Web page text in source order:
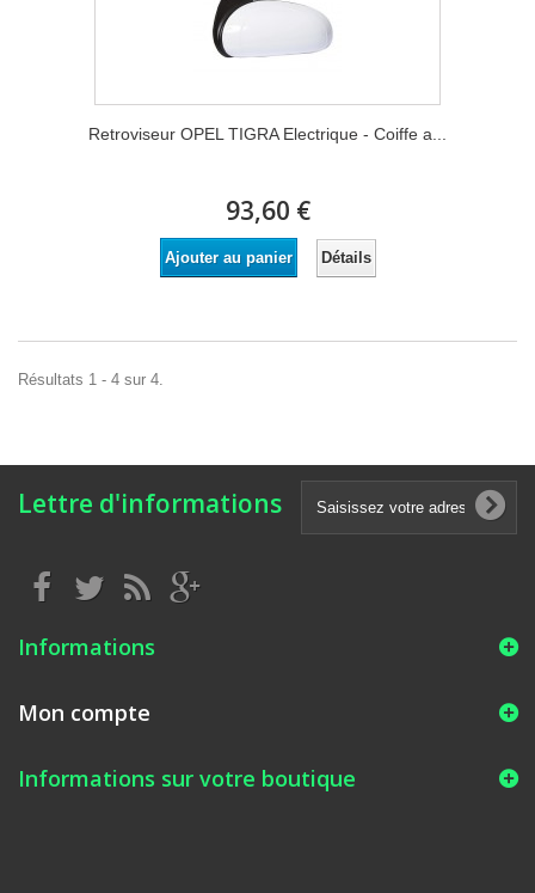
Retroviseur OPEL TIGRA Electrique - Coiffe a...
93,60 €
Ajouter au panier Détails
Résultats 1 - 4 sur 4.
Lettre d'informations
Informations
Mon compte
Informations sur votre boutique